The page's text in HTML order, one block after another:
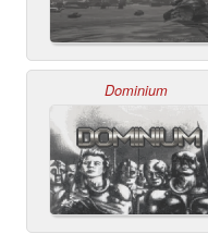
Dominium